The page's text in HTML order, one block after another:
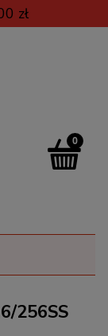
zł
256SS